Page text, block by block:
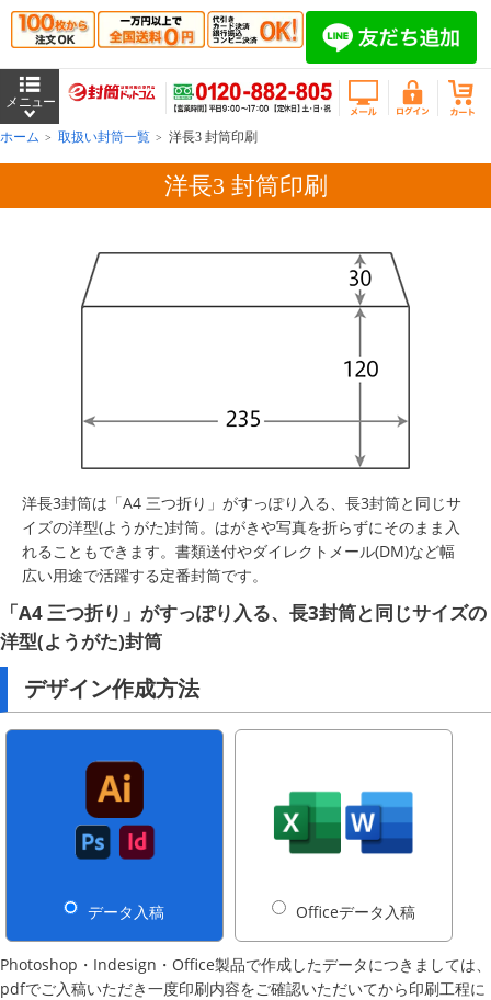
ホーム 取扱い封筒一覧 洋長3 封筒印刷
洋長3 封筒印刷
洋長3封筒は「A4 三つ折り」がすっぽり入る、長3封筒と同じサ
イズの洋型(ようがた)封筒。はがきや写真を折らずにそのまま入
れることもできます。書類送付やダイレクトメール(DM)など幅
広い用途で活躍する定番封筒です。
「A4 三つ折り」がすっぽり入る、長3封筒と同じサイズの
洋型(ようがた)封筒
デザイン作成方法
データ入稿 Officeデータ入稿
Photoshop・Indesign・Office製品で作成したデータにつきましては、
pdfでご入稿いただき一度印刷内容をご確認いただいてから印刷工程に